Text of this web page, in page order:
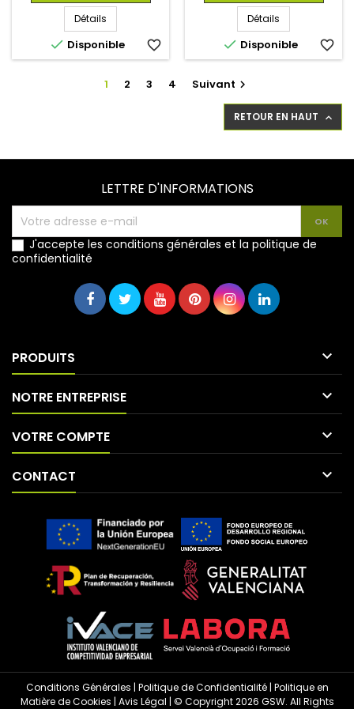
Détails
 Disponible favorite_border
Détails
 Disponible favorite_border
1 2 3 4 Suivant 
RETOUR EN HAUT 
LETTRE D'INFORMATIONS
J'accepte les conditions générales et la politique de
confidentialité
PRODUITS 
NOTRE ENTREPRISE 
VOTRE COMPTE 
CONTACT 
Conditions Générales | Politique de Confidentialité| Politique en
Matière de Cookies | Avis Légal | © Copyright 2026 GSW. All Rights